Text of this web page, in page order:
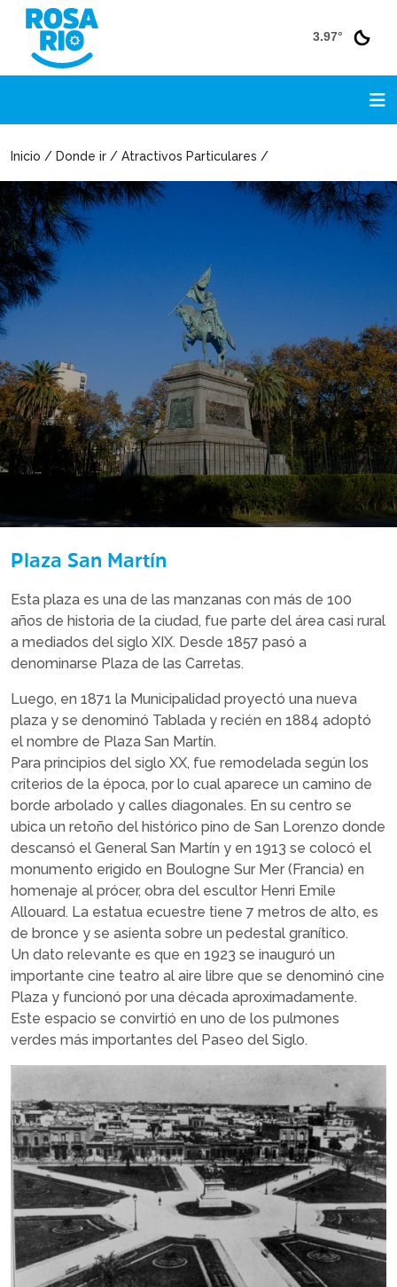
3.97°
Inicio / Donde ir / Atractivos Particulares /
Plaza San Martín
Esta plaza es una de las manzanas con más de 100
años de historia de la ciudad, fue parte del área casi rural
a mediados del siglo XIX. Desde 1857 pasó a
denominarse Plaza de las Carretas.
Luego, en 1871 la Municipalidad proyectó una nueva
plaza y se denominó Tablada y recién en 1884 adoptó
el nombre de Plaza San Martín.
Para principios del siglo XX, fue remodelada según los
criterios de la época, por lo cual aparece un camino de
borde arbolado y calles diagonales. En su centro se
ubica un retoño del histórico pino de San Lorenzo donde
descansó el General San Martín y en 1913 se colocó el
monumento erigido en Boulogne Sur Mer (Francia) en
homenaje al prócer, obra del escultor Henri Emile
Allouard. La estatua ecuestre tiene 7 metros de alto, es
de bronce y se asienta sobre un pedestal granítico.
Un dato relevante es que en 1923 se inauguró un
importante cine teatro al aire libre que se denominó cine
Plaza y funcionó por una década aproximadamente.
Este espacio se convirtió en uno de los pulmones
verdes más importantes del Paseo del Siglo.